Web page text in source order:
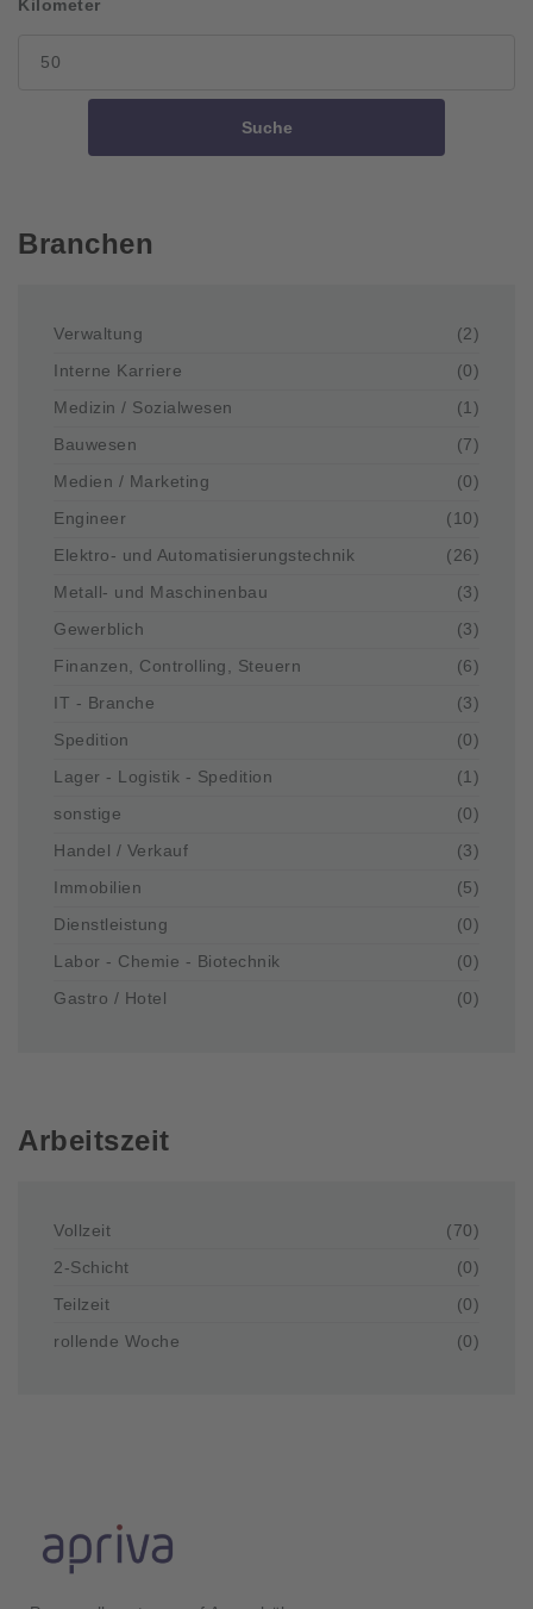
Kilometer
Suche
Branchen
Verwaltung
(2)
Interne Karriere
(0)
Medizin / Sozialwesen
(1)
Bauwesen
(7)
Medien / Marketing
(0)
Engineer
(10)
Elektro- und Automatisierungstechnik
(26)
Metall- und Maschinenbau
(3)
Gewerblich
(3)
Finanzen, Controlling, Steuern
(6)
IT - Branche
(3)
Spedition
(0)
Lager - Logistik - Spedition
(1)
sonstige
(0)
Handel / Verkauf
(3)
Immobilien
(5)
Dienstleistung
(0)
Labor - Chemie - Biotechnik
(0)
Gastro / Hotel
(0)
Arbeitszeit
Vollzeit
(70)
2-Schicht
(0)
Teilzeit
(0)
rollende Woche
(0)